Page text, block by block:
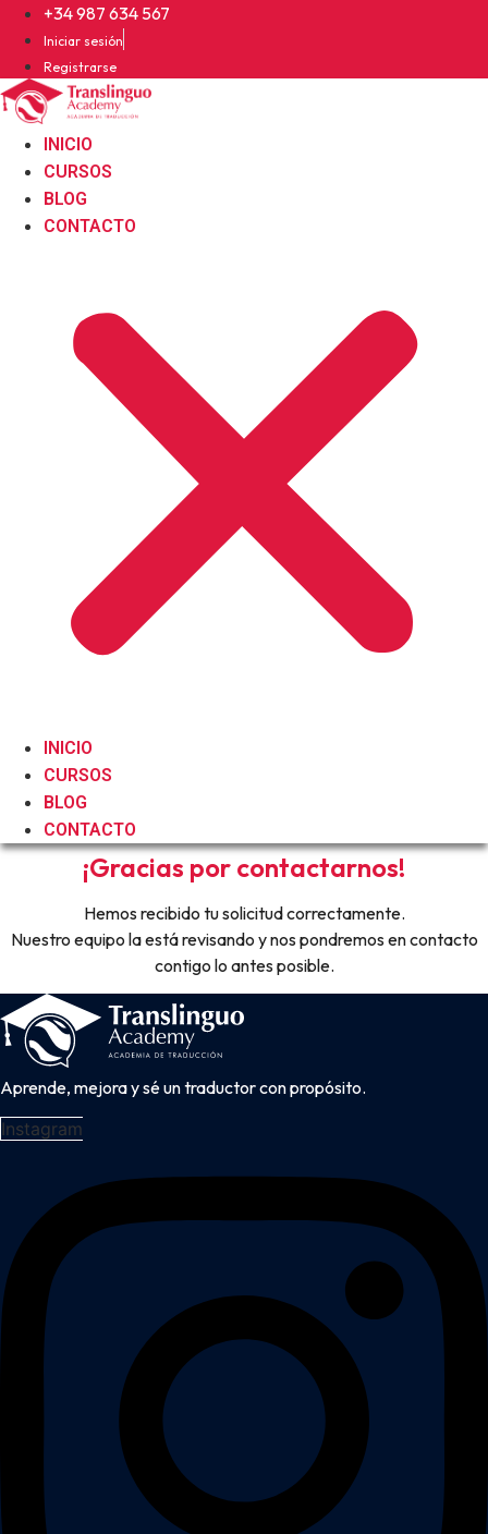
contenido
+34 987 634 567
Iniciar sesión
Registrarse
INICIO
CURSOS
BLOG
CONTACTO
INICIO
CURSOS
BLOG
CONTACTO
¡Gracias por contactarnos!
Hemos recibido tu solicitud correctamente.
Nuestro equipo la está revisando y nos pondremos en contacto
contigo lo antes posible.
Aprende, mejora y sé un traductor con propósito.
Instagram